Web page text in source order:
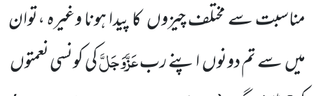
مناسبت سے مختلف چیزوں کا پیدا ہونا وغیرہ ،توان
میں سے تم دونوں اپنے ربعَزَّوَجَلَّکی کونسی نعمتوں